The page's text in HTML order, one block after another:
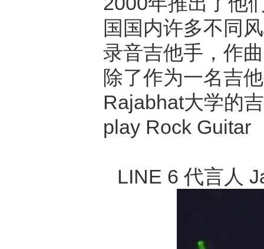
国国内许多不同
录音吉他手，作
除了作为一名吉
Rajabhat大学的
play Rock Guitar
LINE 6 代言人